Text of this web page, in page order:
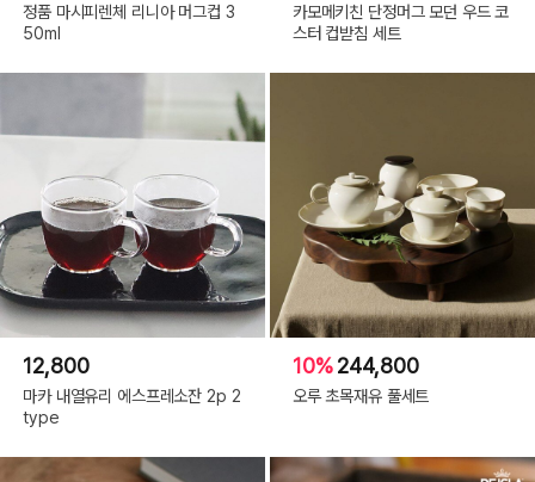
정품 마시피렌체 리니아 머그컵 3
50ml
카모메키친 단정머그 모던 우드 코
스터 컵받침 세트
12,800
마카 내열유리 에스프레소잔 2p 2
type
10%244,800
오루 초목재유 풀세트